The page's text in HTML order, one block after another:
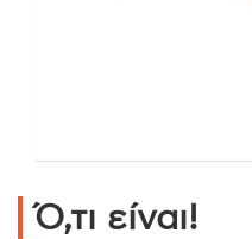
Ό,τι είναι!